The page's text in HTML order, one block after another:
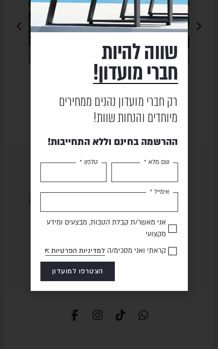
מטבח חוץ – LEGEND STONE מטבח חוץ – LEGEND GREY
שירות ומקצועיות מוצרים באיכות גבוהה
שווה להיות
חברי מועדון!
רק חברי מועדון נהנים ממחירים
מיוחדים והנחות שוות!
ההרשמה בחינם וללא התחייבות!
שם מלא * טלפון *
אימייל *
אני מאשר/ת קבלת הטבות, מבצעים ומידע
מקצועי
קראתי ואני מסכימ/הלמדיניות הפרטיות
הצטרפו למועדון